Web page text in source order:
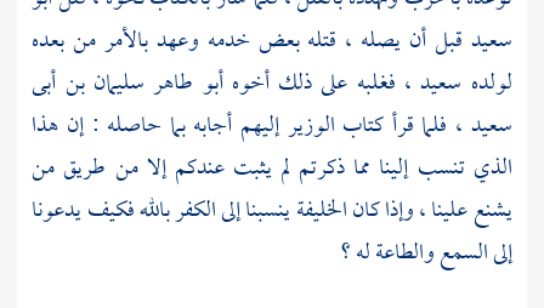
سعيد قبل أن يصله ، قتله بعض خدمه وعهد بالأمر من بعده
لولده سعيد ، فغلبه على ذلك أخوهأبو طاهر سليمان بن أبى
سعيد ، فلما قرأ كتاب الوزير إليهم أجابه بما حاصله : إن هذا
الذي تنسب إلينا مما ذكرتم لم يثبت عندكم إلا من طريق من
يشنع علينا ، وإذا كان الخليفة ينسبنا إلى الكفر بالله فكيف يدعونا
إلى السمع والطاعة له ؟